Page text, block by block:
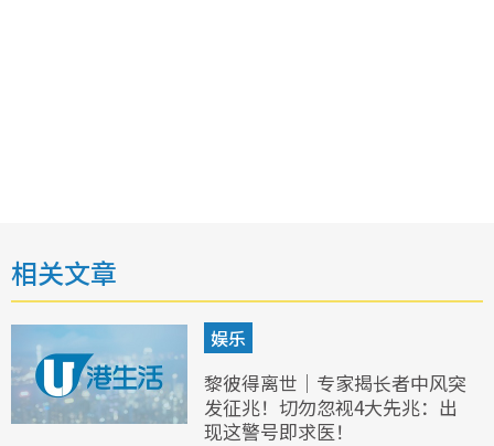
相关文章
娱乐
黎彼得离世｜专家揭长者中风突
发征兆！切勿忽视4大先兆：出
现这警号即求医！